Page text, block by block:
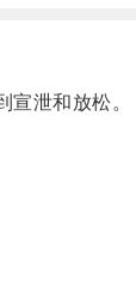
泄和放松。